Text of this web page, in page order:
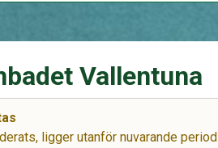
Vallentuna
ligger utanför nuvarande period